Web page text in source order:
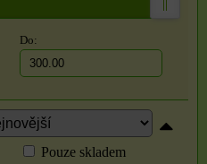
Do:
Pouze skladem